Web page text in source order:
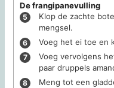
De frangipanevulling
Klop de zachte
mengsel.
Voeg het ei toe en
Voeg vervolgens
paar druppels
Meng tot een